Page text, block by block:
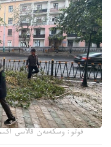
فوتو: وسكەمەن قالاسى